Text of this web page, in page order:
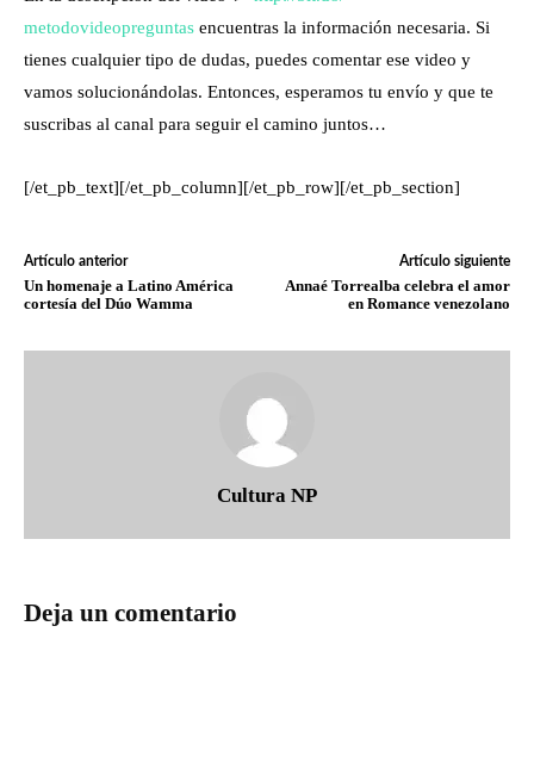
metodovideopreguntas encuentras la información necesaria. Si
tienes cualquier tipo de dudas, puedes comentar ese video y
vamos solucionándolas. Entonces, esperamos tu envío y que te
suscribas al canal para seguir el camino juntos…
[/et_pb_text][/et_pb_column][/et_pb_row][/et_pb_section]
Artículo anterior
Un homenaje a Latino América
cortesía del Dúo Wamma
Artículo siguiente
Annaé Torrealba celebra el amor
en Romance venezolano
Cultura NP
Deja un comentario